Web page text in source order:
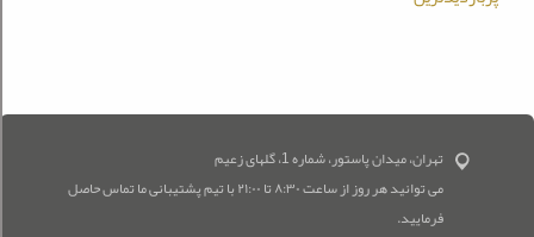
تهران، میدان پاستور، شماره 1، گلهای زعیم
می توانید هر روز از ساعت ۸:۳۰ تا ۲۱:۰۰ با تیم پشتیبانی ما تماس حاصل
فرمایید.